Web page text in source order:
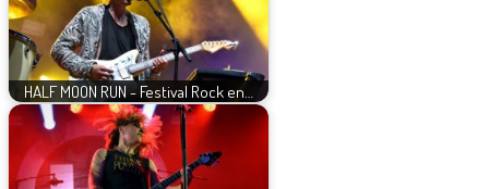
HALF MOON RUN - Festival Rock en…